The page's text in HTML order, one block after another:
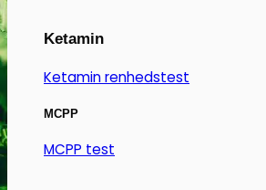
Ketamin
Ketamin renhedstest
MCPP
MCPP test
på
varesiden